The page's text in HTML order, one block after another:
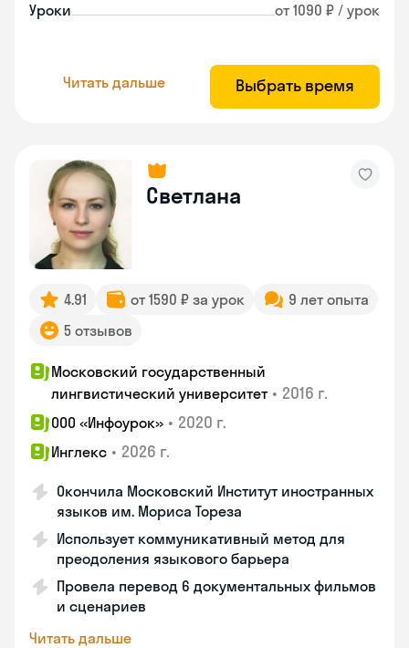
Уроки от 1090 ₽ / урок
Читать дальше Выбрать время
Светлана
4.91 от 1590 ₽ за урок
9 лет опыта
5 отзывов
Московский государственный
лингвистический университет • 2016 г.
ООО «Инфоурок» • 2020 г.
Инглекс • 2026 г.
Окончила Московский Институт иностранных
языков им. Мориса Тореза
Использует коммуникативный метод для
преодоления языкового барьера
Провела перевод 6 документальных фильмов
и сценариев
Читать дальше